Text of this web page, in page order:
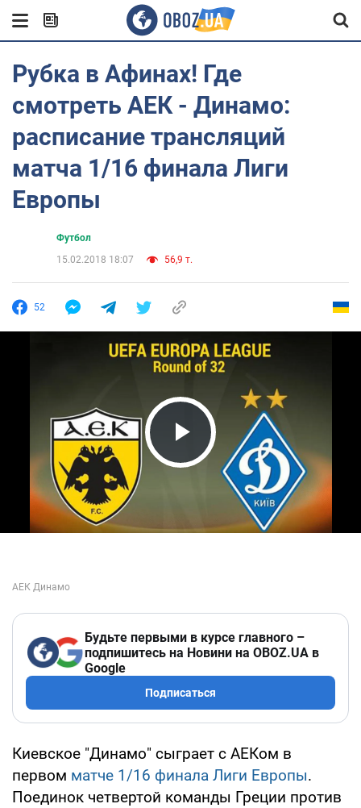
Рубка в Афинах! Где
смотреть АЕК - Динамо:
расписание трансляций
матча 1/16 финала Лиги
Европы
Футбол
15.02.2018 18:07
56,9 т.
52
Play Video
Будьте первыми в курсе главного –
подпишитесь на Новини на OBOZ.UA в
Google
Подписаться
Киевское "Динамо" сыграет с АЕКом в
первом матче 1/16 финала Лиги Европы.
Поединок четвертой команды Греции против